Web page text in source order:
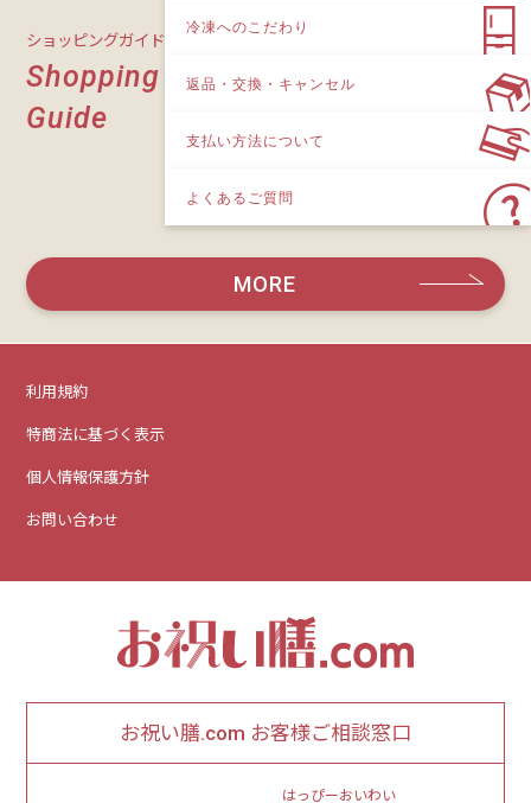
ショッピングガイド
Shopping
Guide
MORE
冷凍へのこだわり
返品・交換・キャンセル
支払い方法について
よくあるご質問
利用規約
特商法に基づく表示
個人情報保護方針
お問い合わせ
お祝い膳.com お客様ご相談窓口
はっぴーおいわい